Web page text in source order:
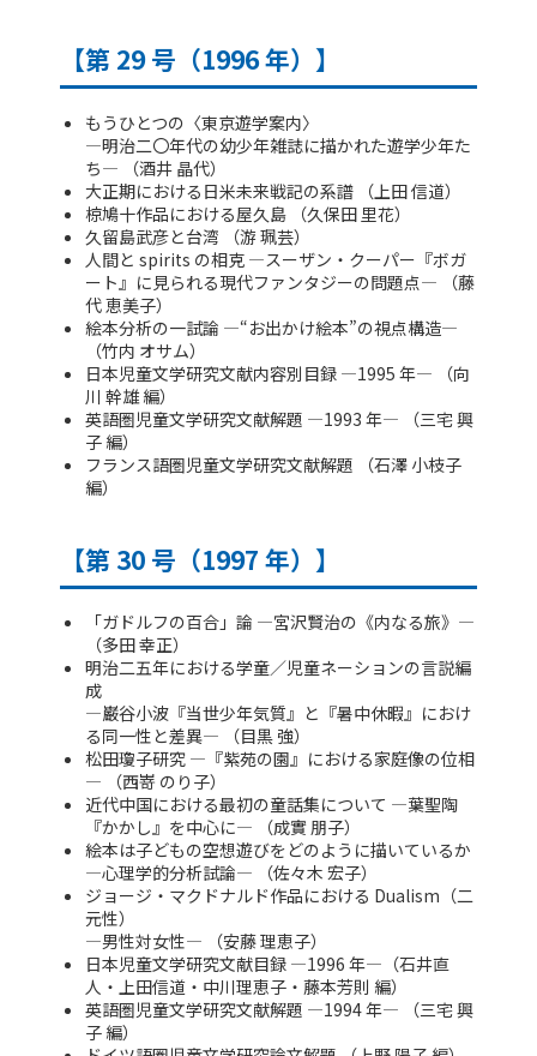
【第 29 号（1996 年）】
もうひとつの〈東京遊学案内〉
―明治二〇年代の幼少年雑誌に描かれた遊学少年た
ち― （酒井 晶代）
大正期における日米未来戦記の系譜 （上田 信道）
椋鳩十作品における屋久島 （久保田 里花）
久留島武彦と台湾 （游 珮芸）
人間と spirits の相克 ―スーザン・クーパー『ボガ
ート』に見られる現代ファンタジーの問題点― （藤
代 恵美子）
絵本分析の一試論 ―“お出かけ絵本”の視点構造―
（竹内 オサム）
日本児童文学研究文献内容別目録 ―1995 年― （向
川 幹雄 編）
英語圏児童文学研究文献解題 ―1993 年― （三宅 興
子 編）
フランス語圏児童文学研究文献解題 （石澤 小枝子
編）
【第 30 号（1997 年）】
「ガドルフの百合」論 ―宮沢賢治の《内なる旅》―
（多田 幸正）
明治二五年における学童／児童ネーションの言説編
成
―巌谷小波『当世少年気質』と『暑中休暇』におけ
る同一性と差異― （目黒 強）
松田瓊子研究 ―『紫苑の園』における家庭像の位相
― （西嵜 のり子）
近代中国における最初の童話集について ―葉聖陶
『かかし』を中心に― （成實 朋子）
絵本は子どもの空想遊びをどのように描いているか
―心理学的分析試論― （佐々木 宏子）
ジョージ・マクドナルド作品における Dualism（二
元性）
―男性対女性― （安藤 理恵子）
日本児童文学研究文献目録 ―1996 年―（石井直
人・上田信道・中川理恵子・藤本芳則 編）
英語圏児童文学研究文献解題 ―1994 年― （三宅 興
子 編）